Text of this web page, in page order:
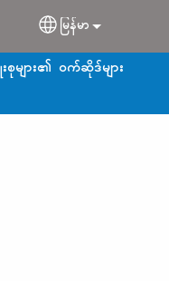
Select your
မြန်မာ
စုများ၏ ဝက်ဆိုဒ်များ